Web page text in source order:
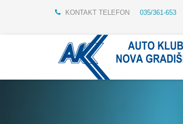
KONTAKT TELEFON 035/361-653